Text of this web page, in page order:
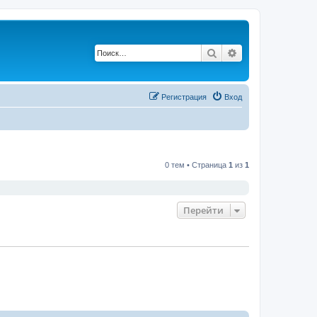
Поиск
Вход
Регистрация
0 тем • Страница 1 из 1
Перейти